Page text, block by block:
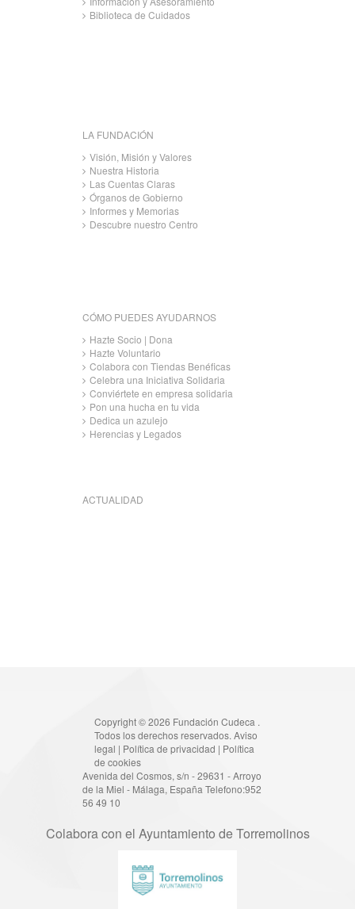
Biblioteca de Cuidados
LA FUNDACIÓN
Visión, Misión y Valores
Nuestra Historia
Las Cuentas Claras
Órganos de Gobierno
Informes y Memorias
Descubre nuestro Centro
CÓMO PUEDES AYUDARNOS
Hazte Socio | Dona
Hazte Voluntario
Colabora con Tiendas Benéficas
Celebra una Iniciativa Solidaria
Conviértete en empresa solidaria
Pon una hucha en tu vida
Dedica un azulejo
Herencias y Legados
ACTUALIDAD
Copyright © 2026 Fundación Cudeca .
Todos los derechos reservados. Aviso
legal | Política de privacidad | Política
de cookies
Avenida del Cosmos, s/n - 29631 - Arroyo
de la Miel - Málaga, España Telefono:952
56 49 10
Colabora con el Ayuntamiento de Torremolinos